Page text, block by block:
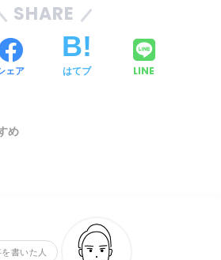
SHARE
ェア はてブ LINE
め
書いた人